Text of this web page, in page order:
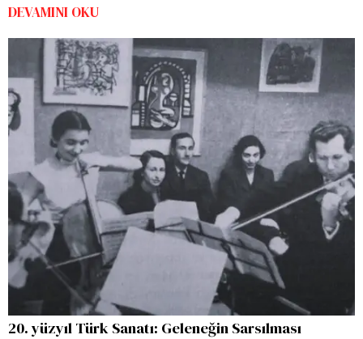
DEVAMINI OKU
20. yüzyıl Türk Sanatı: Geleneğin Sarsılması